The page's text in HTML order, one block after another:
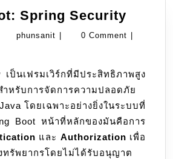
Spring Security
Boot:
phunsanit phunsanit0 Comment
หรับการจัดการความปลอดภัย
โดยเฉพาะอย่างยิ่งในระบบที่
Boot หน้าที่หลักของมันคือการ
และ Authorization เพื่อ
ทรัพยากรโดยไม่ได้รับอนุญาต